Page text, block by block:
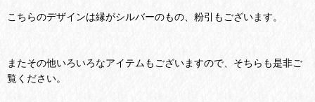
こちらのデザインは縁がシルバーのもの、粉引もございます。
またその他いろいろなアイテムもございますので、そちらも是非ご
覧ください。